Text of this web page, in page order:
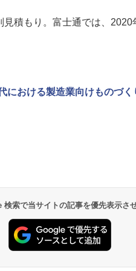
積もり。富士通では、2020
における製造業向けものづ
検索で当サイトの記事を優先表示さ